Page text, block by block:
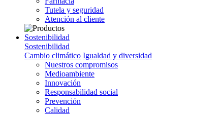
Tutela y seguridad
Atención al cliente
Sostenibilidad
Sostenibilidad
Cambio climático Igualdad y diversidad
Nuestros compromisos
Medioambiente
Innovación
Responsabilidad social
Prevención
Calidad